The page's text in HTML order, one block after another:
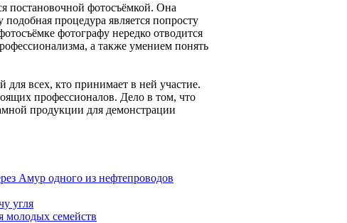
постановочной фотосъёмкой. Она
процедура является попросту
фотографу нередко отводится
а также умением понять
для всех, кто принимает в ней участие.
профессионалов. Дело в том, что
продукции для демонстрации
Амур одного из нефтепроводов
угля
молодых семейств